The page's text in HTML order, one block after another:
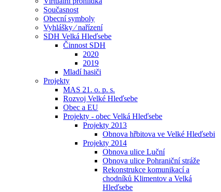
Současnost
Obecní symboly
Vyhlášky ⁄ nařízení
SDH Velká Hleďsebe
Činnost SDH
2020
2019
Mladí hasiči
Projekty
MAS 21. o. p. s.
Rozvoj Velké Hleďsebe
Obec a EU
Projekty - obec Velká Hleďsebe
Projekty 2013
Obnova hřbitova ve Velké Hleďsebi
Projekty 2014
Obnova ulice Luční
Obnova ulice Pohraniční stráže
Rekonstrukce komunikací a
chodníků Klimentov a Velká
Hleďsebe